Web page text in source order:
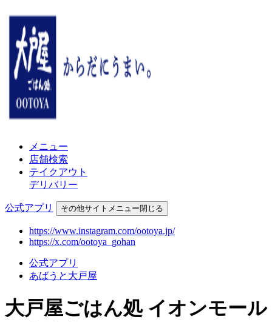
メニュー
店舗検索
テイクアウト
デリバリー
公式アプリ その他サイトメニュー閉じる
https://www.instagram.com/ootoya.jp/
https://x.com/ootoya_gohan
公式アプリ
あばうと大戸屋
大戸屋ごはん処 イオンモール